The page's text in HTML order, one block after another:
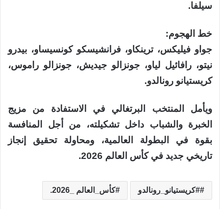
سيلفا.
خط الهجوم:
جواو فيليكس، ترينكاو، فرانشيسكو كونسيساو، بيدرو
نيتو، رافائيل لياو، جونزالو جيديش، جونزالو راموس،
كريستيانو رونالدو.
ويأمل المنتخب البرتغالي في الاستفادة من مزيج
الخبرة والشباب داخل تشكيلته، من أجل المنافسة
بقوة في البطولة العالمية، ومحاولة تحقيق إنجاز
تاريخي جديد في كأس العالم 2026.
#كريستيانو_رونالدو كأس_العالم _2026.